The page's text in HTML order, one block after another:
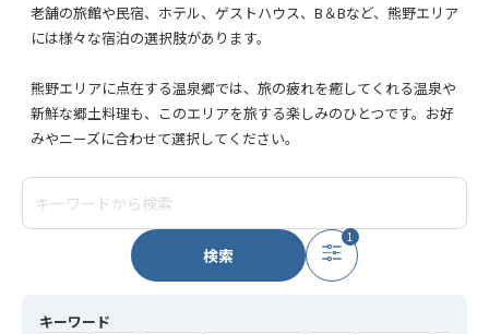
老舗の旅館や民宿、ホテル、ゲストハウス、B＆Bなど、熊野エリア
には様々な宿泊の選択肢があります。
熊野エリアに点在する温泉郷では、旅の疲れを癒してくれる温泉や
新鮮な郷土料理も、このエリアを旅する楽しみのひとつです。お好
みやニーズに合わせて選択してください。
検索
1
キーワード